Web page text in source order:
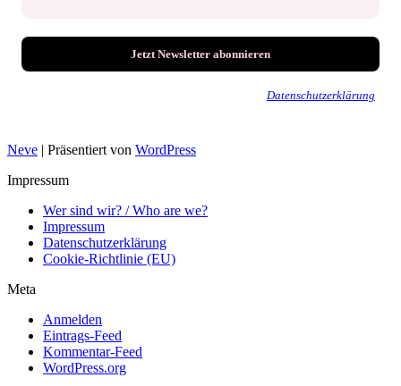
Datenschutzerklärung
Neve | Präsentiert von WordPress
Impressum
Wer sind wir? / Who are we?
Impressum
Datenschutzerklärung
Cookie-Richtlinie (EU)
Meta
Anmelden
Eintrags-Feed
Kommentar-Feed
WordPress.org